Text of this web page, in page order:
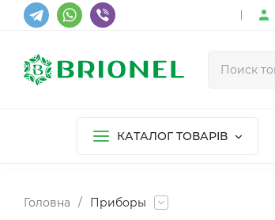
КАТАЛОГ ТОВАРІВ
Головна / Приборы